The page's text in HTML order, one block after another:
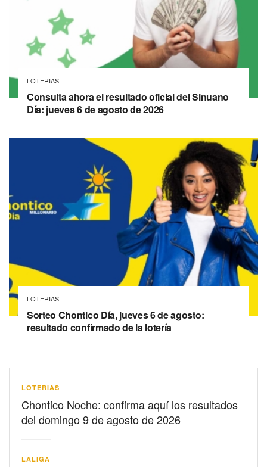
LOTERIAS
Consulta ahora el resultado oficial del Sinuano
Día: jueves 6 de agosto de 2026
LOTERIAS
Sorteo Chontico Día, jueves 6 de agosto:
resultado confirmado de la lotería
LOTERIAS
Chontico Noche: confirma aquí los resultados
del domingo 9 de agosto de 2026
LALIGA